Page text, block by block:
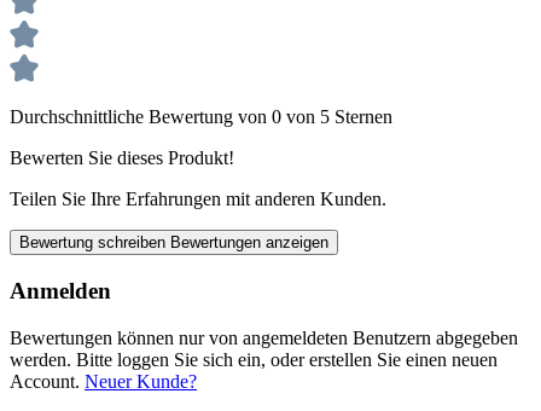
Durchschnittliche Bewertung von 0 von 5 Sternen
Bewerten Sie dieses Produkt!
Teilen Sie Ihre Erfahrungen mit anderen Kunden.
Bewertung schreiben Bewertungen anzeigen
Anmelden
Bewertungen können nur von angemeldeten Benutzern abgegeben
werden. Bitte loggen Sie sich ein, oder erstellen Sie einen neuen
Account. Neuer Kunde?